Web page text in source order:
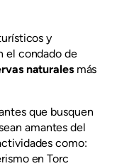
y
el condado de
naturalesmás
que busquen
amantes del
como:
en Torc